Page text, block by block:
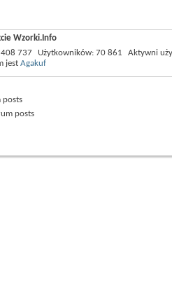
Wzorki.Info
408 737 Użytkowników 70 861 Aktywni
jest Agakuf
posts
posts